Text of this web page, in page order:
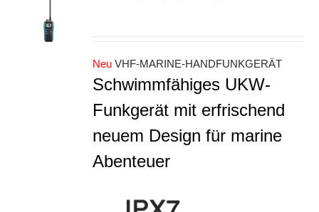
Neu VHF-MARINE-HANDFUNKGERÄT
Schwimmfähiges UKW-
Funkgerät mit erfrischend
neuem Design für marine
Abenteuer